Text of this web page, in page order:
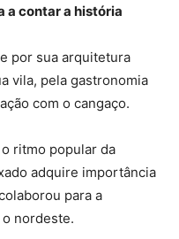
a contar a história
por sua arquitetura
vila, pela gastronomia
com o cangaço.
ritmo popular da
adquire importância
para a
nordeste.